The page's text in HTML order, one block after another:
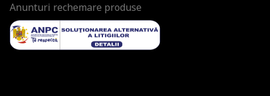
Anunturi rechemare produse